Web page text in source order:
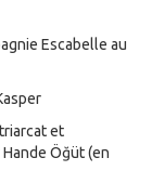
Escabelle au
et
Öğüt (en